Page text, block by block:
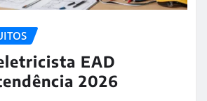
EAD
2026